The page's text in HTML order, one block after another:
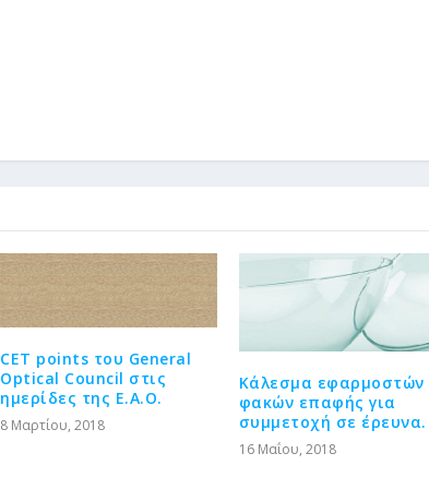
CET points του General
Optical Council στις
ημερίδες της Ε.Α.Ο.
8 Μαρτίου, 2018
Κάλεσμα εφαρμοστών
φακών επαφής για
συμμετοχή σε έρευνα.
16 Μαΐου, 2018